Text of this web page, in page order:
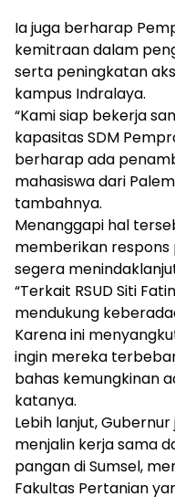
Online
Ampera
News
Ia juga berharap
kemitraan dalam
serta peningkatan
kampus Indralaya.
“Kami siap bekerja
kapasitas SDM
berharap ada
mahasiswa dari
tambahnya.
Menanggapi hal
memberikan
segera
“Terkait RSUD Siti
mendukung
Karena ini
ingin mereka
bahas kemungkinan
katanya.
Lebih lanjut,
menjalin kerja sama
pangan di Sumsel,
Fakultas Pertanian